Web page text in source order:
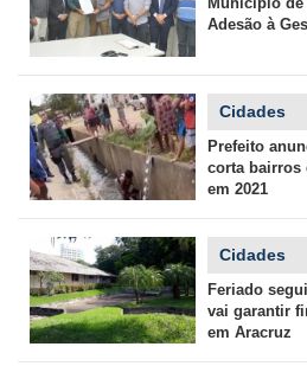
Adesão à
Cidades
Prefeito
corta bairros
em 2021
Cidades
Feriado
vai garantir
em Aracruz